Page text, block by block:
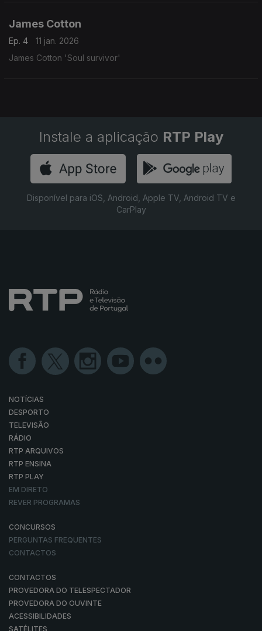
James Cotton
Ep. 4
11 jan. 2026
James Cotton 'Soul survivor'
Instale a aplicação RTP Play
Disponível para iOS, Android, Apple TV, Android TV e
CarPlay
NOTÍCIAS
DESPORTO
TELEVISÃO
RÁDIO
RTP ARQUIVOS
RTP ENSINA
RTP PLAY
EM DIRETO
REVER PROGRAMAS
CONCURSOS
PERGUNTAS FREQUENTES
CONTACTOS
CONTACTOS
PROVEDORA DO TELESPECTADOR
PROVEDORA DO OUVINTE
ACESSIBILIDADES
SATÉLITES